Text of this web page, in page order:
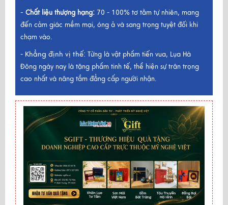
- Chất liệu thượng hạng: 70 - 100% tơ tằm tự nhiên, mang
đến cảm giác mềm mại, óng ả và sang trọng tuyệt đối khi
chạm vào.
- Khẳng định vị thế: Từng là vật phẩm tiến vua, Lụa Hà
Đông ngày nay là tặng phẩm tinh tế, thể hiện sự trân trọng
cao nhất và nâng tầm đẳng cấp người nhận.